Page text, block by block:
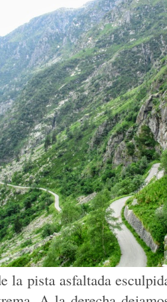
la pista asfaltada